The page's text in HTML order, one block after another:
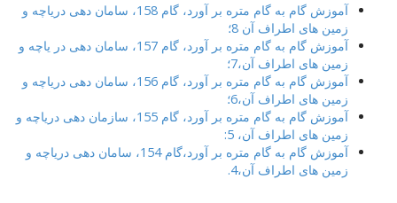
آموزش گام به گام متره بر آورد، گام 158، سامان دهی دریاچه و
زمین های اطراف آن 8؛
آموزش گام به گام متره بر آورد، گام 157، سامان دهی در یاچه و
زمین های اطراف آن،7؛
آموزش گام به گام متره بر آورد، گام 156، سامان دهی دریاچه و
زمین های اطراف آن،6؛
آموزش گام به گام متره بر آورد، گام 155، سازمان دهی دریاچه و
زمین های اطراف آن، 5:
آموزش گام به گام متره بر آورد،گام 154، سامان دهی دریاچه و
زمین های اطراف آن،4.